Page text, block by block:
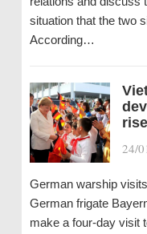
situation that the two
According…
rise
24/
German warship
German frigate
make a four-day visit